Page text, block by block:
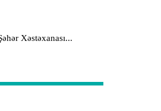
Xəstəxanası...